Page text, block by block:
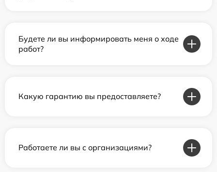
Будете ли вы информировать меня о ходе
работ?
Какую гарантию вы предоставляете?
Работаете ли вы с организациями?